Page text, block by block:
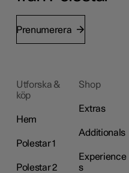
Prenumerera
Utforska &
köp
Hem
Polestar 1
Polestar 2
Shop
Extras
Additionals
Experience
s